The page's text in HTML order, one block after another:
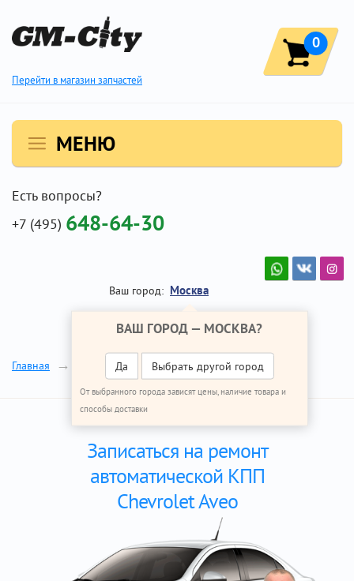
Перейти в магазин запчастей
0
МЕНЮ
Есть вопросы?
+7 (495) 648-64-30
Ваш город: Москва
ВАШ ГОРОД — МОСКВА?
Да Выбрать другой город
От выбранного города зависят цены, наличие товара и
способы доставки
Главная Ремонт Шевроле Авео Ремонт АКПП
Записаться на ремонт
автоматической КПП
Chevrolet Aveo